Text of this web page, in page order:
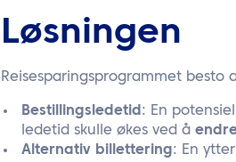
Løsningen
Reisesparingsprogrammet besto
Bestillingsledetid : En potensiell
ledetid skulle økes ved å
Alternativ billettering: En